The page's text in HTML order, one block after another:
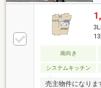
南向き
システムキッチン
売主物件になりま